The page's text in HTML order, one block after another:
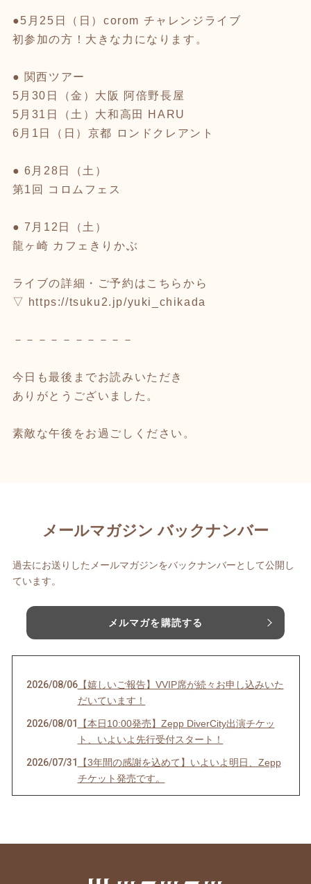
●5月25日（日）corom チャレンジライブ
初参加の方！大きな力になります。
● 関西ツアー
5月30日（金）大阪 阿倍野長屋
5月31日（土）大和高田 HARU
6月1日（日）京都 ロンドクレアント
● 6月28日（土）
第1回 コロムフェス
● 7月12日（土）
龍ヶ崎 カフェきりかぶ
ライブの詳細・ご予約はこちらから
▽
https://tsuku2.jp/yuki_chikada
－－－－－－－－－－
今日も最後までお読みいただき
ありがとうございました。
素敵な午後をお過ごしください。
メールマガジン バックナンバー
過去にお送りしたメールマガジンをバックナンバーとして公開し
ています。
メルマガを購読する
2026/08/06【嬉しいご報告】VVIP席が続々お申し込みいた
だいています！
2026/08/01
【本日10:00発売】Zepp DiverCity出演チケッ
ト、いよいよ先行受付スタート！
2026/07/31
【3年間の感謝を込めて】いよいよ明日、Zepp
チケット発売です。